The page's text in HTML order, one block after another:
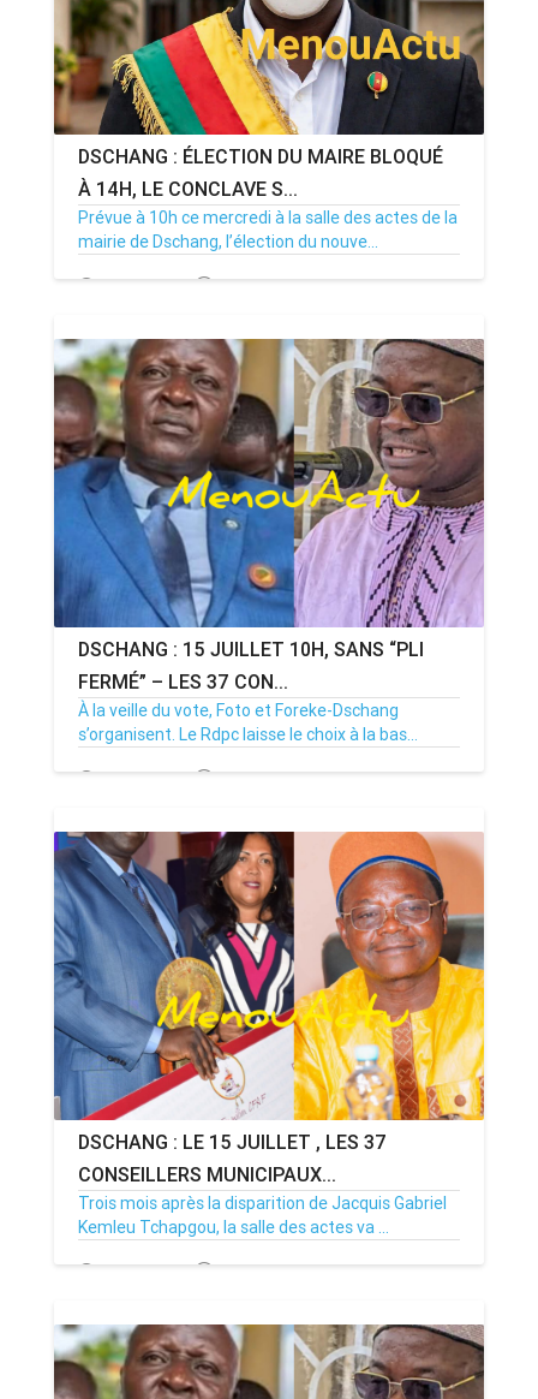
DSCHANG : ÉLECTION DU MAIRE BLOQUÉ
À 14H, LE CONCLAVE S...
Prévue à 10h ce mercredi à la salle des actes de la
mairie de Dschang, l’élection du nouve...
15/07/26 Par MenouActu 0
DSCHANG : 15 JUILLET 10H, SANS “PLI
FERMÉ” – LES 37 CON...
À la veille du vote, Foto et Foreke-Dschang
s’organisent. Le Rdpc laisse le choix à la bas...
14/07/26 Par MenouActu 0
DSCHANG : LE 15 JUILLET , LES 37
CONSEILLERS MUNICIPAUX...
Trois mois après la disparition de Jacquis Gabriel
Kemleu Tchapgou, la salle des actes va ...
13/07/26 Par MenouActu 0